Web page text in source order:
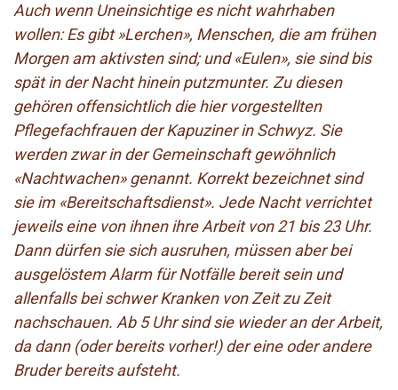
Auch wenn Uneinsichtige es nicht wahrhaben
wollen: Es gibt »Lerchen», Menschen, die am frühen
Morgen am aktivsten sind; und «Eulen», sie sind bis
spät in der Nacht hinein putzmunter. Zu diesen
gehören offensichtlich die hier vorgestellten
Pflegefachfrauen der Kapuziner in Schwyz. Sie
werden zwar in der Gemeinschaft gewöhnlich
«Nachtwachen» genannt. Korrekt bezeichnet sind
sie im «Bereitschaftsdienst». Jede Nacht verrichtet
jeweils eine von ihnen ihre Arbeit von 21 bis 23 Uhr.
Dann dürfen sie sich ausruhen, müssen aber bei
ausgelöstem Alarm für Notfälle bereit sein und
allenfalls bei schwer Kranken von Zeit zu Zeit
nachschauen. Ab 5 Uhr sind sie wieder an der Arbeit,
da dann (oder bereits vorher!) der eine oder andere
Bruder bereits aufsteht.